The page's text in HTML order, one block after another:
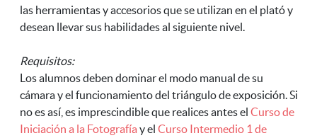
las herramientas y accesorios que se utilizan en el plató y
desean llevar sus habilidades al siguiente nivel.
Requisitos:
Los alumnos deben dominar el modo manual de su
cámara y el funcionamiento del triángulo de exposición. Si
no es así, es imprescindible que realices antes el Curso de
Iniciación a la Fotografía y el Curso Intermedio 1 de